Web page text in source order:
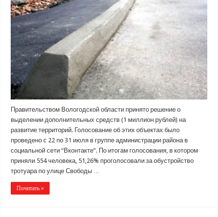
Правительством Вологодской области принято решение о
выделении дополнительных средств (1 миллион рублей) на
развитие территорий. Голосование об этих объектах было
проведено с 22 по 31 июля в группе администрации района в
социальной сети “Вконтакте”. По итогам голосования, в котором
приняли 554 человека, 51,26% проголосовали за обустройство
тротуара по улице Свободы …
Почитать »